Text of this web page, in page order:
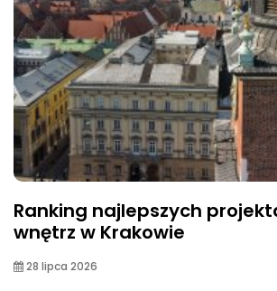
Ranking najlepszych
wnętrz w Krakowie
28 lipca 2026